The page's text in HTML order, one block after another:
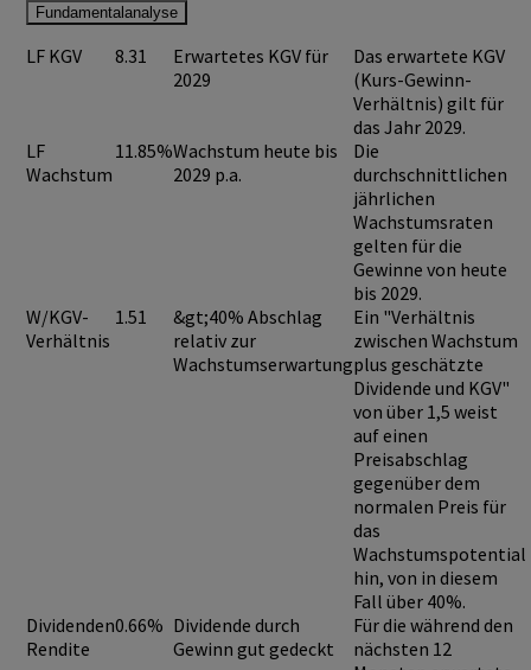
Fundamentalanalyse
LF KGV 8.31
Erwartetes KGV für
2029
Das erwartete KGV
(Kurs-Gewinn-
Verhältnis) gilt für
das Jahr 2029.
LF
Wachstum
11.85%Wachstum heute bis
2029 p.a.
Die
durchschnittlichen
jährlichen
Wachstumsraten
gelten für die
Gewinne von heute
bis 2029.
W/KGV-
Verhältnis
1.51
&gt;40% Abschlag
relativ zur
Wachstumserwartung
Ein "Verhältnis
zwischen Wachstum
plus geschätzte
Dividende und KGV"
von über 1,5 weist
auf einen
Preisabschlag
gegenüber dem
normalen Preis für
das
Wachstumspotential
hin, von in diesem
Fall über 40%.
Dividenden
Rendite
0.66% Dividende durch
Gewinn gut gedeckt
Für die während den
nächsten 12